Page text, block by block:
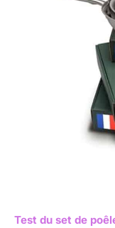
Test du set de